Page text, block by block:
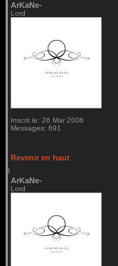
ArKaNe-
Lord
Inscrit le: 26 Mar 2006
Messages: 691
Revenir en haut
ArKaNe-
Lord